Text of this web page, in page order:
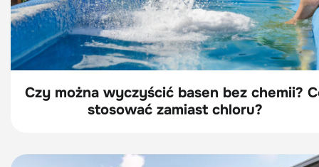
Czy można wyczyścić basen bez chemii?
stosować zamiast chloru?